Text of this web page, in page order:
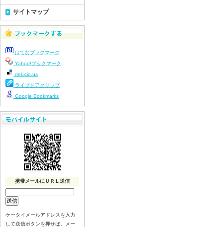
サイトマップ
はてなブックマーク
Yahoo!ブックマーク
del.icio.us
ライブドアクリップ
Google Bookmarks
携帯メールにＵＲＬ送信
ケータイメールアドレスを入力
して送信ボタンを押せば、メー